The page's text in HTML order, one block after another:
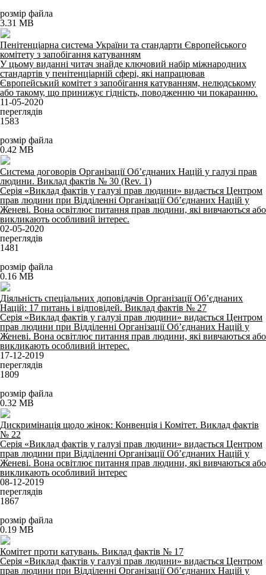
розмір файла
3.31 MB
Пенітенціарна система України та стандарти Європейського
комітету з запобігання катуванням
У цьому виданні читач знайде ключовий набір міжнародних
стандартів у пенітенціарній сфері, які напрацював
Європейський комітет з запобігання катуванням, нелюдському
або такому, що принижує гідність, поводженню чи покаранню.
11-05-2020
переглядів
1583
розмір файла
0.42 MB
Система договорів Організації Об’єднаних Націй у галузі прав
людини. Виклад фактів № 30 (Rev. 1)
Серія «Виклад фактів у галузі прав людини» видається Центром
прав людини при Відділенні Організації Об’єднаних Націй у
Женеві. Вона освітлює питання прав людини, які вивчаються або
викликають особливий інтерес.
02-05-2020
переглядів
1481
розмір файла
0.16 MB
Діяльність спеціальних доповідачів Організації Об’єднаних
Націй: 17 питань і відповідей. Виклад фактів № 27
Серія «Виклад фактів у галузі прав людини» видається Центром
прав людини при Відділенні Організації Об’єднаних Націй у
Женеві. Вона освітлює питання прав людини, які вивчаються або
викликають особливий інтерес.
17-12-2019
переглядів
1809
розмір файла
0.32 MB
Дискримінація щодо жінок: Конвенція і Комітет. Виклад фактів
№ 22
Серія «Виклад фактів у галузі прав людини» видається Центром
прав людини при Відділенні Організації Об’єднаних Націй у
Женеві. Вона освітлює питання прав людини, які вивчаються або
викликають особливий інтерес
08-12-2019
переглядів
1867
розмір файла
0.19 MB
Комітет проти катувань. Виклад фактів № 17
Серія «Виклад фактів у галузі прав людини» видається Центром
прав людини при Відділенні Організації Об’єднаних Націй у